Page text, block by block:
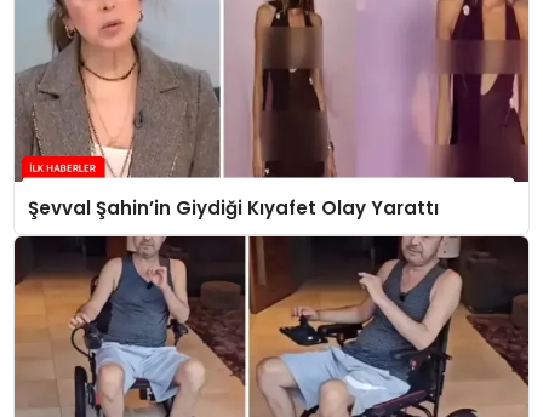
Şevval Şahin’in Giydiği Kıyafet Olay Yarattı